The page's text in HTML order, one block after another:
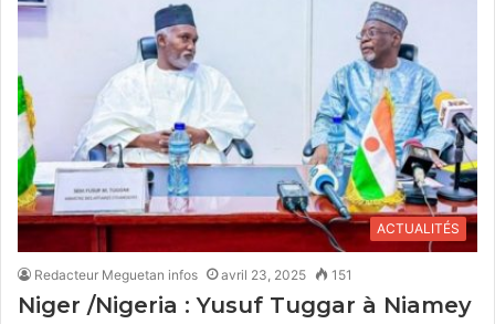
ACTUALITÉS
Redacteur Meguetan infos avril 23, 2025 151
Niger /Nigeria : Yusuf Tuggar à Niamey